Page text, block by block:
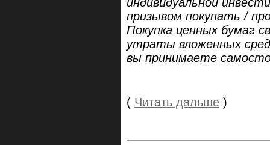
призывом покупать /
Покупка ценных бумаг
утраты вложенных
вы принимаете
( Читать дальше )